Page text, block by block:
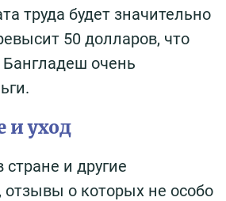
труда будет значительно
50 долларов, что
Бангладеш очень
и уход
и другие
отзывы о которых не особо